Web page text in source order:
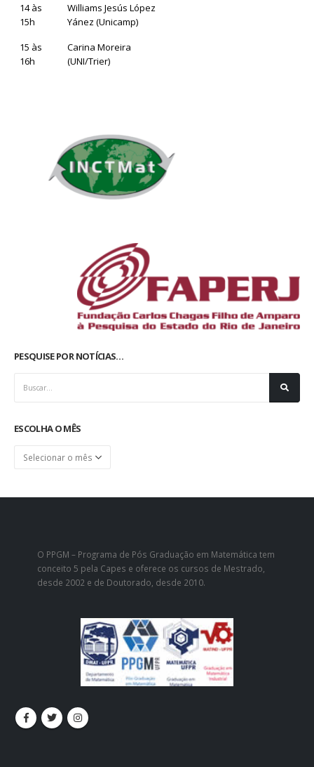
14 às
15h
Williams Jesús López
Yánez (Unicamp)
15 às
16h
Carina Moreira
(UNI/Trier)
PESQUISE POR NOTÍCIAS…
ESCOLHA O MÊS
Escolha
O PPGM – Programa de Pós Graduação em Matemática tem
conceito 5 pela Capes e oferece os cursos de Mestrado,
desde 2002 e de Doutorado, desde 2010.